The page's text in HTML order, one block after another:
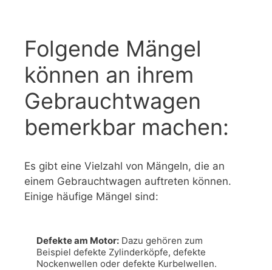
Folgende Mängel
können an ihrem
Gebrauchtwagen
bemerkbar machen:
Es gibt eine Vielzahl von Mängeln, die an
einem Gebrauchtwagen auftreten können.
Einige häufige Mängel sind:
Defekte am Motor: Dazu gehören zum
Beispiel defekte Zylinderköpfe, defekte
Nockenwellen oder defekte Kurbelwellen.